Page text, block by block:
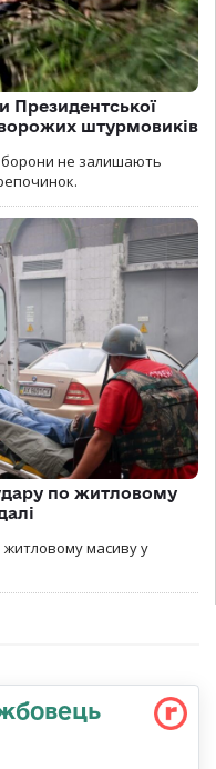
Президентської
ворожих штурмовиків
не залишають
по житловому
житловому масиву у